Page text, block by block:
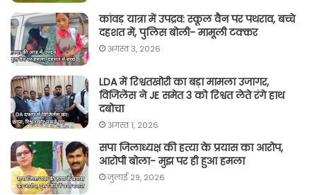
कांवड़ यात्रा में उपद्रव: स्कूल वैन पर पथराव, बच्चे
दहशत में, पुलिस बोली- मामूली टक्कर
अगस्त 3, 2026
LDA में रिश्वतखोरी का बड़ा मामला उजागर,
विजिलेंस ने JE समेत 3 को रिश्वत लेते रंगे हाथ
दबोचा
अगस्त 1, 2026
सपा जिलाध्यक्ष की हत्या के प्रयास का आरोप,
आरोपी बोला- मुझ पर ही हुआ हमला
जुलाई 29, 2026